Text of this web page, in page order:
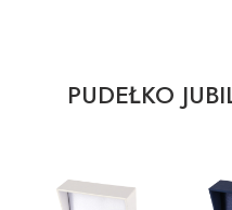
PUDEŁKO